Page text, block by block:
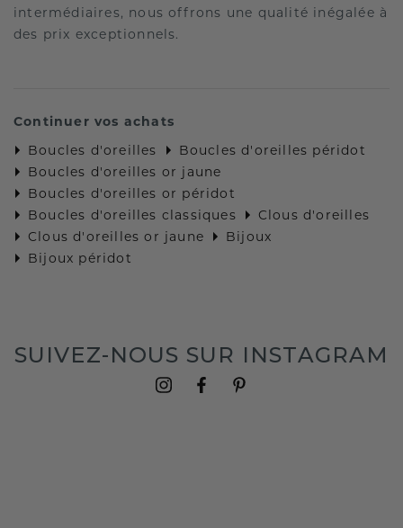
intermédiaires, nous offrons une qualité inégalée à
des prix exceptionnels.
Continuer vos achats
Boucles d'oreilles
Boucles d'oreilles péridot
Boucles d'oreilles or jaune
Boucles d'oreilles or péridot
Boucles d'oreilles classiques
Clous d'oreilles
Clous d'oreilles or jaune
Bijoux
Bijoux péridot
SUIVEZ-NOUS SUR INSTAGRAM